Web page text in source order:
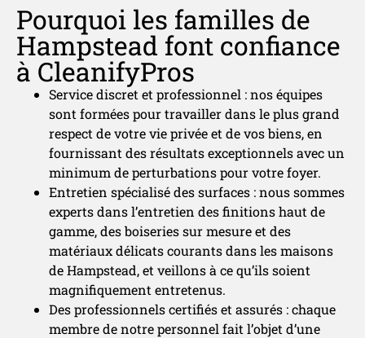
Pourquoi les familles de
Hampstead font confiance
à CleanifyPros
Service discret et professionnel : nos équipes
sont formées pour travailler dans le plus grand
respect de votre vie privée et de vos biens, en
fournissant des résultats exceptionnels avec un
minimum de perturbations pour votre foyer.
Entretien spécialisé des surfaces : nous sommes
experts dans l’entretien des finitions haut de
gamme, des boiseries sur mesure et des
matériaux délicats courants dans les maisons
de Hampstead, et veillons à ce qu’ils soient
magnifiquement entretenus.
Des professionnels certifiés et assurés : chaque
membre de notre personnel fait l’objet d’une